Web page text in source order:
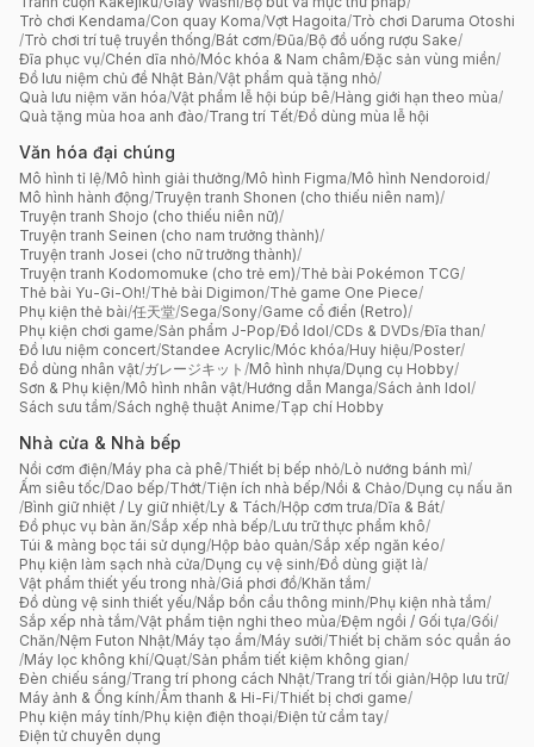
Trò chơi Kendama/Con quay Koma/Vợt Hagoita/Trò chơi Daruma Otoshi
/Trò chơi trí tuệ truyền thống/Bát cơm/Đũa/Bộ đồ uống rượu Sake/
Đĩa phục vụ/Chén dĩa nhỏ/Móc khóa & Nam châm/Đặc sản vùng miền/
Đồ lưu niệm chủ đề Nhật Bản/Vật phẩm quà tặng nhỏ/
Quà lưu niệm văn hóa/Vật phẩm lễ hội búp bê/Hàng giới hạn theo mùa/
Quà tặng mùa hoa anh đào/Trang trí Tết/Đồ dùng mùa lễ hội
Văn hóa đại chúng
Mô hình tỉ lệ/Mô hình giải thưởng/Mô hình Figma/Mô hình Nendoroid/
Mô hình hành động/Truyện tranh Shonen (cho thiếu niên nam)/
Truyện tranh Shojo (cho thiếu niên nữ)/
Truyện tranh Seinen (cho nam trưởng thành)/
Truyện tranh Josei (cho nữ trưởng thành)/
Truyện tranh Kodomomuke (cho trẻ em)/Thẻ bài Pokémon TCG/
Thẻ bài Yu-Gi-Oh!/Thẻ bài Digimon/Thẻ game One Piece/
Phụ kiện thẻ bài/任天堂/Sega/Sony/Game cổ điển (Retro)/
Phụ kiện chơi game/Sản phẩm J-Pop/Đồ Idol/CDs & DVDs/Đĩa than/
Đồ lưu niệm concert/Standee Acrylic/Móc khóa/Huy hiệu/Poster/
Đồ dùng nhân vật/ガレージキット /Mô hình nhựa/Dụng cụ Hobby/
Sơn & Phụ kiện/Mô hình nhân vật/Hướng dẫn Manga/Sách ảnh Idol/
Sách sưu tầm/Sách nghệ thuật Anime/Tạp chí Hobby
Nhà cửa & Nhà bếp
Nồi cơm điện/Máy pha cà phê/Thiết bị bếp nhỏ/Lò nướng bánh mì/
Ấm siêu tốc/Dao bếp/Thớt/Tiện ích nhà bếp/Nồi & Chảo/Dụng cụ nấu ăn
/Bình giữ nhiệt / Ly giữ nhiệt/Ly & Tách/Hộp cơm trưa/Dĩa & Bát/
Đồ phục vụ bàn ăn/Sắp xếp nhà bếp/Lưu trữ thực phẩm khô/
Túi & màng bọc tái sử dụng/Hộp bảo quản/Sắp xếp ngăn kéo/
Phụ kiện làm sạch nhà cửa/Dụng cụ vệ sinh/Đồ dùng giặt là/
Vật phẩm thiết yếu trong nhà/Giá phơi đồ/Khăn tắm/
Đồ dùng vệ sinh thiết yếu/Nắp bồn cầu thông minh/Phụ kiện nhà tắm/
Sắp xếp nhà tắm/Vật phẩm tiện nghi theo mùa/Đệm ngồi / Gối tựa/Gối/
Chăn/Nệm Futon Nhật/Máy tạo ẩm/Máy sưởi/Thiết bị chăm sóc quần áo
/Máy lọc không khí/Quạt/Sản phẩm tiết kiệm không gian/
Đèn chiếu sáng/Trang trí phong cách Nhật/Trang trí tối giản/Hộp lưu trữ/
Máy ảnh & Ống kính/Âm thanh & Hi-Fi/Thiết bị chơi game/
Phụ kiện máy tính/Phụ kiện điện thoại/Điện tử cầm tay/
Điện tử chuyên dụng